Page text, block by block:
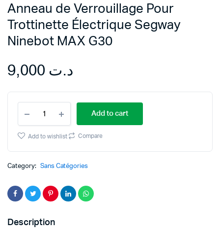
Anneau de Verrouillage Pour
Trottinette Électrique Segway
Ninebot MAX G30
د.ت
Verrouillage
Pour
Électrique
Segway
G30
quantity
Add to cart
Add to wishlist Compare
Category: Sans Catégories
Description